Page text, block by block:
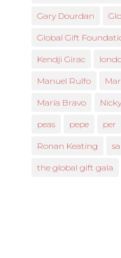
Gary Dourdan
Global Gift
Kendji Girac
Manuel Rulfo
María Bravo
peas pepe per
Ronan Keating
the global gift gala